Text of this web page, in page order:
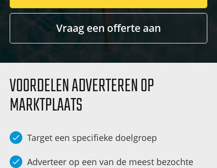
Vraag een offerte aan
VOORDELEN ADVERTEREN OP
MARKTPLAATS
Target een specifieke doelgroep
Adverteer op een van de meest bezochte